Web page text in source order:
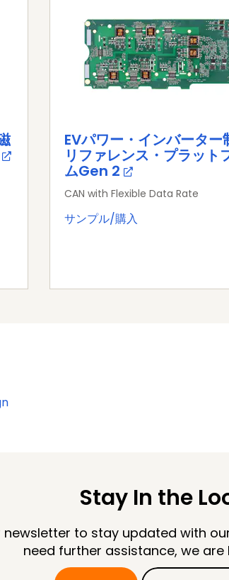
EVパワー・インバーター
リファレンス・プラット
ムGen 2
CAN with Flexible Data Rate
サンプル/購入
Stay In the
newsletter to stay updated with
need further assistance, we are